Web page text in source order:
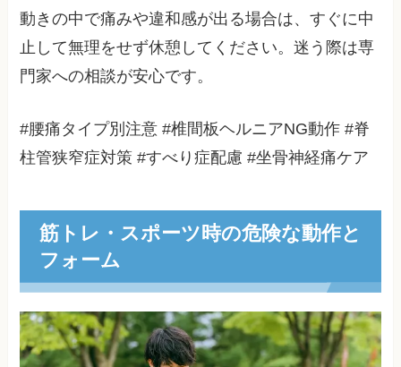
動きの中で痛みや違和感が出る場合は、すぐに中
止して無理をせず休憩してください。迷う際は専
門家への相談が安心です。
#腰痛タイプ別注意 #椎間板ヘルニアNG動作 #脊
柱管狭窄症対策 #すべり症配慮 #坐骨神経痛ケア
筋トレ・スポーツ時の危険な動作と
フォーム